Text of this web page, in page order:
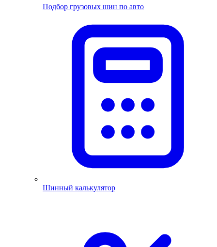
Подбор грузовых шин по авто
Шинный калькулятор